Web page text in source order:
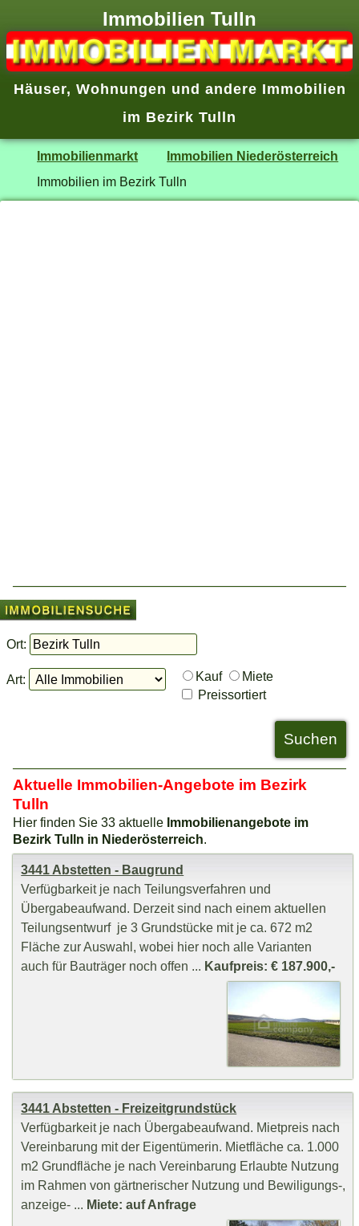
Immobilien Tulln
Häuser, Wohnungen und andere Immobilien
im Bezirk Tulln
Immobilienmarkt
Immobilien Niederösterreich
Immobilien im Bezirk Tulln
Ort:
Art: Kauf
Miete
Preissortiert
Aktuelle Immobilien-Angebote im Bezirk
Tulln
Hier finden Sie 33 aktuelle Immobilienangebote im
Bezirk Tulln in Niederösterreich.
3441 Abstetten - Baugrund
Verfügbarkeit je nach Teilungsverfahren und
Übergabeaufwand. Derzeit sind nach einem aktuellen
Teilungsentwurf je 3 Grundstücke mit je ca. 672 m2
Fläche zur Auswahl, wobei hier noch alle Varianten
auch für Bauträger noch offen ... Kaufpreis: € 187.900,-
3441 Abstetten - Freizeitgrundstück
Verfügbarkeit je nach Übergabeaufwand. Mietpreis nach
Vereinbarung mit der Eigentümerin. Mietfläche ca. 1.000
m2 Grundfläche je nach Vereinbarung Erlaubte Nutzung
im Rahmen von gärtnerischer Nutzung und Bewiligungs-,
anzeige- ... Miete: auf Anfrage